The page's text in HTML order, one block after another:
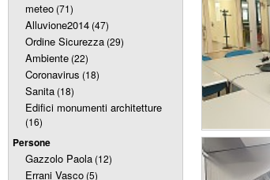
meteo (71)
Alluvione2014 (47)
Ordine Sicurezza (29)
Ambiente (22)
Coronavirus (18)
Sanita (18)
Edifici monumenti architetture
(16)
Persone
Gazzolo Paola (12)
Errani Vasco (5)